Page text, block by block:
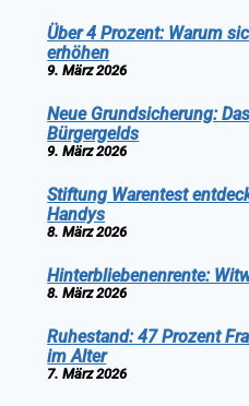
Über 4 Prozent: Warum
erhöhen
9. März 2026
Neue Grundsicherung:
Bürgergelds
9. März 2026
Stiftung Warentest
Handys
8. März 2026
Hinterbliebenenrente:
8. März 2026
Ruhestand: 47 Prozent
im Alter
7. März 2026